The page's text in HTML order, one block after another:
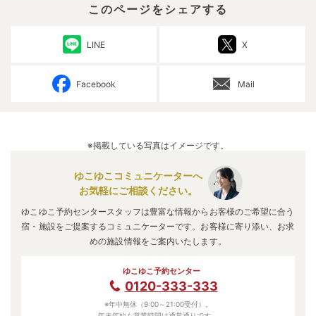
このページをシェアする
LINE X
Facebook Mail
※掲載している写真はイメージです。
ゆこゆこコミュニケーターへ
お気軽にご相談ください。
ゆこゆこ予約センタースタッフは豊富な情報からお客様のご希望に合う
宿・施設をご提案するコミュニケーターです。お客様に寄り添い、お求
めの施設情報をご案内いたします。
ゆこゆこ予約センター
0120-333-333
※年中無休（9:00～21:00受付）。